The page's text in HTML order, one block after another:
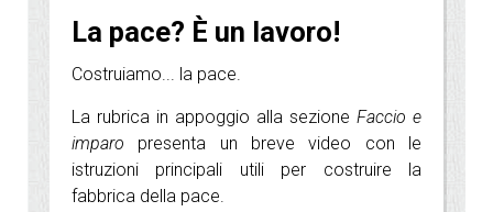
La pace? È un lavoro!
Costruiamo... la pace.
La rubrica in appoggio alla sezione Faccio e
imparo presenta un breve video con le
istruzioni principali utili per costruire la
fabbrica della pace.